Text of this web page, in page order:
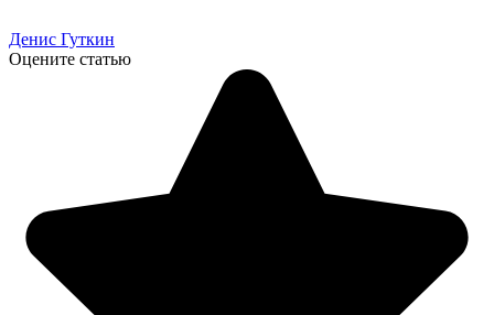
Денис Гуткин
Оцените статью